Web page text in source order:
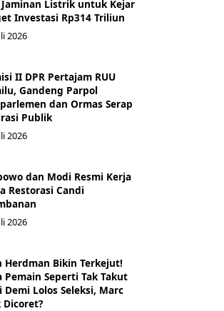
Listrik untuk Kejar
Investasi Rp314 Triliun
2026
II DPR Pertajam RUU
Gandeng Parpol
dan Ormas Serap
Publik
2026
dan Modi Resmi Kerja
Restorasi Candi
2026
Herdman Bikin Terkejut!
Pemain Seperti Tak Takut
Demi Lolos Seleksi, Marc
Dicoret?